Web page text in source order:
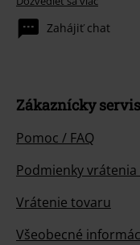
Zahájiť chat
Zákaznícky servis
Pomoc / FAQ
Podmienky
Vrátenie tovaru
Všeobecné